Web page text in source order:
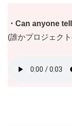
・Can anyone
(誰かプロジェク